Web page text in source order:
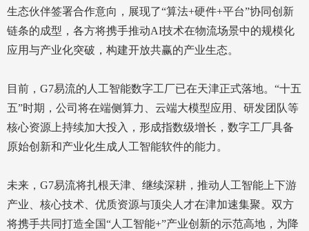
生态伙伴签署合作意向，展现了“算法+硬件+平台”协同创新
链条的成型，各方将携手推动AI技术在物流场景中的规模化
应用与产业化突破，构建开放共赢的产业生态。
目前，G7易流的人工智能数字工厂已在天津正式落地。“十五
五”时期，公司将在端侧算力、云端大模型应用、研发团队等
核心资源上持续加大投入，形成指数级增长，数字工厂具备
原始创新和产业化生成人工智能软件的能力。
未来，G7易流将扎根天津、继续深耕，推动人工智能上下游
产业、核心技术、优质资源与顶尖人才在津加速集聚。双方
将携手共同打造全国“人工智能+”产业创新的示范高地，为降